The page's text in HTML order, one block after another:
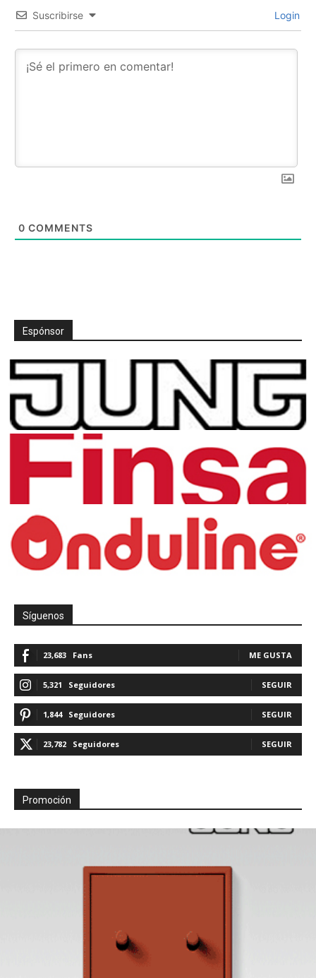
Suscribirse Login
0 COMMENTS
Espónsor
Síguenos
23,683 Fans ME GUSTA
5,321 Seguidores SEGUIR
1,844 Seguidores SEGUIR
23,782 Seguidores SEGUIR
Promoción